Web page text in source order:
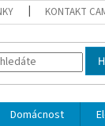
KONTAKT
Domácnost